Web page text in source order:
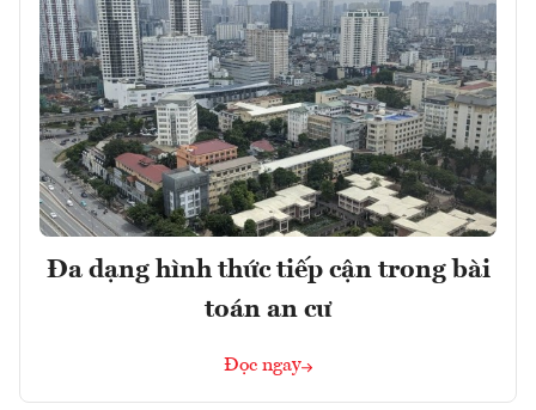
Đa dạng hình thức tiếp cận trong bài
toán an cư
Đọc ngay